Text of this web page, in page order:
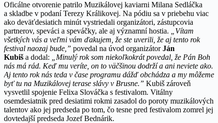
Oficálne otvorenie patrilo Muzikálovej kaviarni Milana Sedláčka
a skladbe v podaní Terezy Králikovej. Na pódiu sa v priebehu viac
ako deväťdesiatich minút vystriedali organizátori, zástupcovia
partnerov, speváci a speváčky, ale aj významní hostia.
„Vítam
všetkých vás a veľmi vám ďakujem, že ste uverili, že aj tento rok
festival naozaj bude,” povedal na úvod organizátorJán
Kubiš a dodal:
„Minulý rok som niekoľkokrát povedal, že Pán Boh
nás má rád. Keď mu veríte, on to väčšinou dodrží a ani neviete ako.
Aj tento rok nás teda v čase programu dážď obchádza a my môžeme
byť tu na Muzikálovej terase slávy v Brusne.” Kubiš zároveň
vysvetlil spojenie Felixa Slováčka s festivalom. Vitálny
osemdesiatnik pred desiatimi rokmi zasadol do poroty muzikálových
talentov ako jej predseda po tom, čo tesne pred festivalom zomrel jej
dovtedajší predseda Jozef Bednárik.